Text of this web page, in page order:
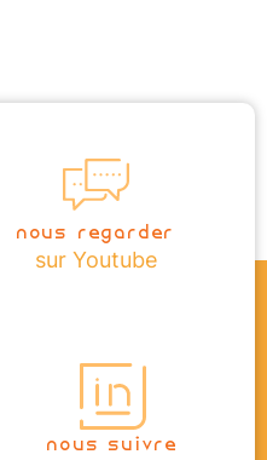
nous regarder
sur Youtube
nous suivre